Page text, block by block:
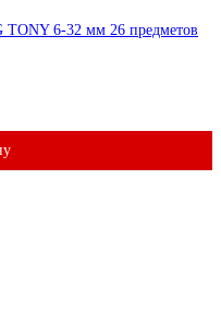
6-32 мм 26 предметов